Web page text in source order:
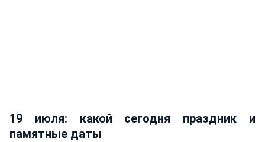
19 июля: какой сегодня праздник и
памятные даты